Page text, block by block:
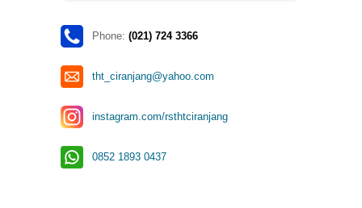
Phone: (021) 724 3366
tht_ciranjang@yahoo.com
instagram.com/rsthtciranjang
0852 1893 0437